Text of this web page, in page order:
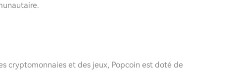
cryptomonnaies et des jeux, Popcoin est doté de